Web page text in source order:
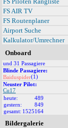
FS AIR TV
FS Routenplaner
Airport Suche
Kalkulator/Umrechner
Onboard
und 31 Passagiere
Blinde Passagiere:
Baiduspider(1)
Neuster Pilot:
Cu17
heute:
489
gestern:
849
gesamt: 1525164
Bildergalerie